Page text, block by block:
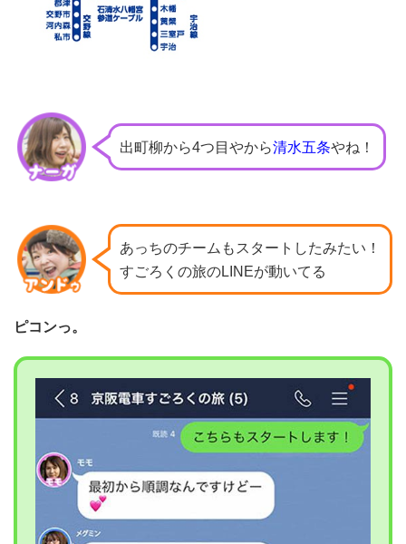
出町柳から4つ目やから清水五条やね！
あっちのチームもスタートしたみたい！
すごろくの旅のLINEが動いてる
ピコンっ。